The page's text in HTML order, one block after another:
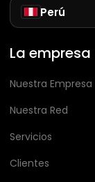
Perú
La empresa
Nuestra Empresa
Nuestra Red
Servicios
Clientes